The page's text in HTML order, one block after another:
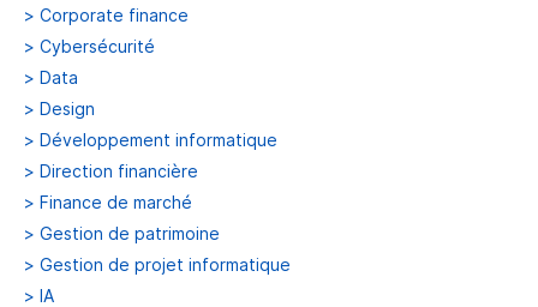
> Corporate finance
> Cybersécurité
> Data
> Design
> Développement informatique
> Direction financière
> Finance de marché
> Gestion de patrimoine
> Gestion de projet informatique
> IA